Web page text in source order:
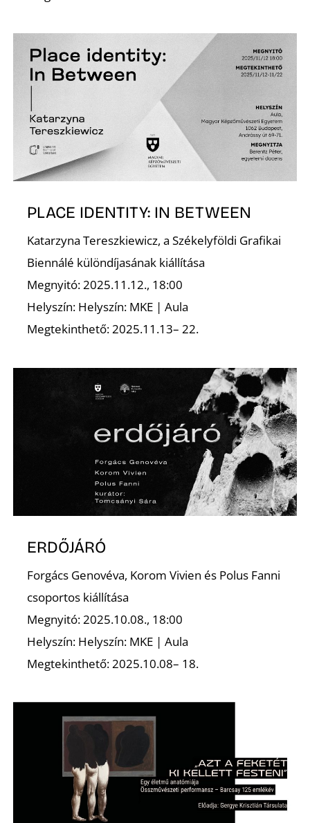
PLACE IDENTITY: IN BETWEEN
Katarzyna Tereszkiewicz, a Székelyföldi Grafikai
Biennálé különdíjasának kiállítása
Megnyitó: 2025.11.12., 18:00
Helyszín: Helyszín: MKE | Aula
Megtekinthető: 2025.11.13– 22.
ERDŐJÁRÓ
Forgács Genovéva, Korom Vivien és Polus Fanni
csoportos kiállítása
Megnyitó: 2025.10.08., 18:00
Helyszín: Helyszín: MKE | Aula
Megtekinthető: 2025.10.08– 18.